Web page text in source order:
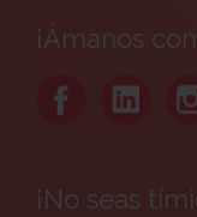
¡Ámanos
¡No seas